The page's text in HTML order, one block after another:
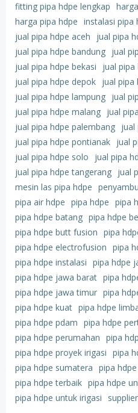
fitting pipa hdpe lengkap
harga pipa hdpe instalasi pipa
jual pipa hdpe aceh
jual pipa
jual pipa hdpe bandung jual
jual pipa hdpe bekasi
jual
jual pipa hdpe depok jual pipa
jual pipa hdpe lampung jual
jual pipa hdpe malang jual
jual pipa hdpe palembang jual
jual pipa hdpe pontianak jual
jual pipa hdpe solo
jual pipa
jual pipa hdpe tangerang jual
mesin las pipa hdpe
pipa air hdpe pipa hdpe pipa
pipa hdpe batang pipa hdpe
pipa hdpe butt fusion pipa
pipa hdpe electrofusion pipa
pipa hdpe instalasi pipa hdpe
pipa hdpe jawa barat pipa
pipa hdpe jawa timur pipa
pipa hdpe kuat pipa hdpe
pipa hdpe pdam pipa hdpe
pipa hdpe perumahan pipa
pipa hdpe proyek irigasi pipa
pipa hdpe sumatera pipa
pipa hdpe terbaik pipa hdpe
pipa hdpe untuk irigasi